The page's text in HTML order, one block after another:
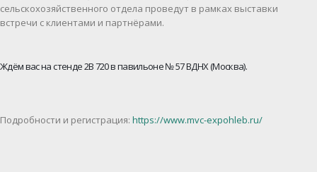
сельскохозяйственного отдела проведут в рамках выставки
встречи с клиентами и партнёрами.
Ждём вас на стенде 2В 720 в павильоне № 57 ВДНХ (Москва).
Подробности и регистрация: https://www.mvc-expohleb.ru/